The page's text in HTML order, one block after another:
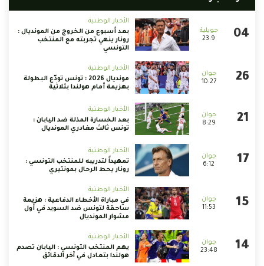
23:9
الأخبار الوطنية
بعد أسبوع من الخروج من المونديال :
رونار ينهي تجربته مع المنتخب
التونسي
10:27
الأخبار الوطنية
مونديال 2026 : تونس تودّع البطولة
بهزيمة أمام هولندا بثلاثية
8:29
الأخبار الوطنية
بعد الخسارة المذلة ضد اليابان :
تونس ثالث مغادري المونديال
6:12
الأخبار الوطنية
تمهيداً لتدريبه للمنتخب التونسي :
رونار يحط الرحال بمونتيري
11:53
الأخبار الوطنية
في مباراة الأخطاء الدفاعية : هزيمة
ساحقة لتونس ضد السويد في أول
مشوار المونديال
23:48
الأخبار الوطنية
يهم المنتخب التونسي : اليابان تصدم
هولندا بتعادل في آخر الدقائق